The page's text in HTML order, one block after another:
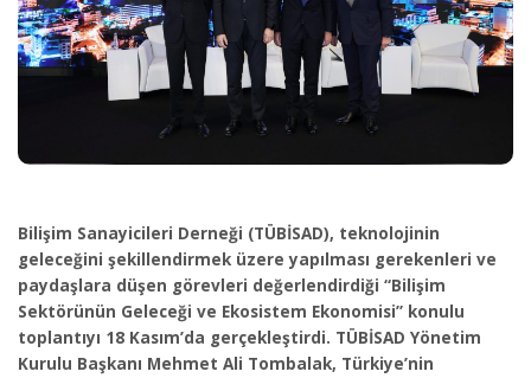
Bilişim Sanayicileri Derneği (TÜBİSAD), teknolojinin
geleceğini şekillendirmek üzere yapılması gerekenleri ve
paydaşlara düşen görevleri değerlendirdiği “Bilişim
Sektörünün Geleceği ve Ekosistem Ekonomisi” konulu
toplantıyı 18 Kasım’da gerçekleştirdi. TÜBİSAD Yönetim
Kurulu Başkanı Mehmet Ali Tombalak, Türkiye’nin